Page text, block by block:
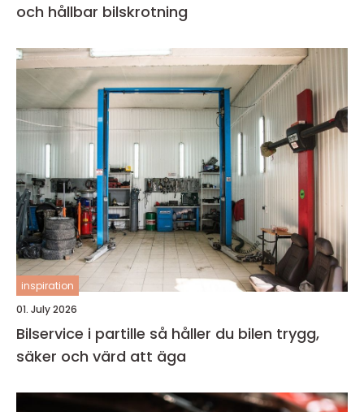
och hållbar bilskrotning
inspiration
01. July 2026
Bilservice i partille så håller du bilen trygg,
säker och värd att äga